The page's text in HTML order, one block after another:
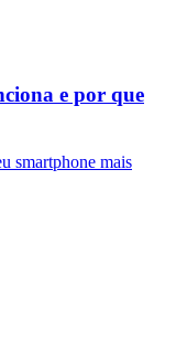
e por que
smartphone mais